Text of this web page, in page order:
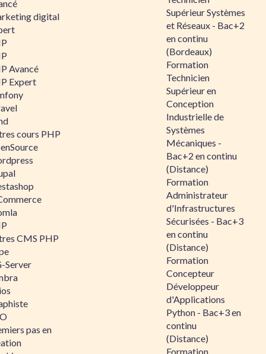
digital
Avancé
Expert
cours PHP
CMS PHP
Server
pas en
Supérieur Systèmes
et Réseaux - Bac+2
en continu
(Bordeaux)
Formation
Technicien
Supérieur en
Conception
Industrielle de
Systèmes
Mécaniques -
Bac+2 en continu
(Distance)
Formation
Administrateur
d'Infrastructures
Sécurisées - Bac+3
en continu
(Distance)
Formation
Concepteur
Développeur
d'Applications
Python - Bac+3 en
continu
(Distance)
Formation